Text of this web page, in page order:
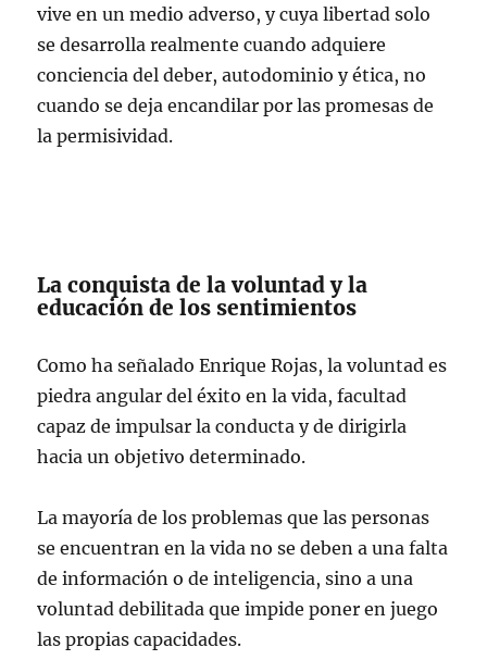
vive en un medio adverso, y cuya libertad solo
se desarrolla realmente cuando adquiere
conciencia del deber, autodominio y ética, no
cuando se deja encandilar por las promesas de
la permisividad.
La conquista de la voluntad y la
educación de los sentimientos
Como ha señalado Enrique Rojas, la voluntad es
piedra angular del éxito en la vida, facultad
capaz de impulsar la conducta y de dirigirla
hacia un objetivo determinado.
La mayoría de los problemas que las personas
se encuentran en la vida no se deben a una falta
de información o de inteligencia, sino a una
voluntad debilitada que impide poner en juego
las propias capacidades.